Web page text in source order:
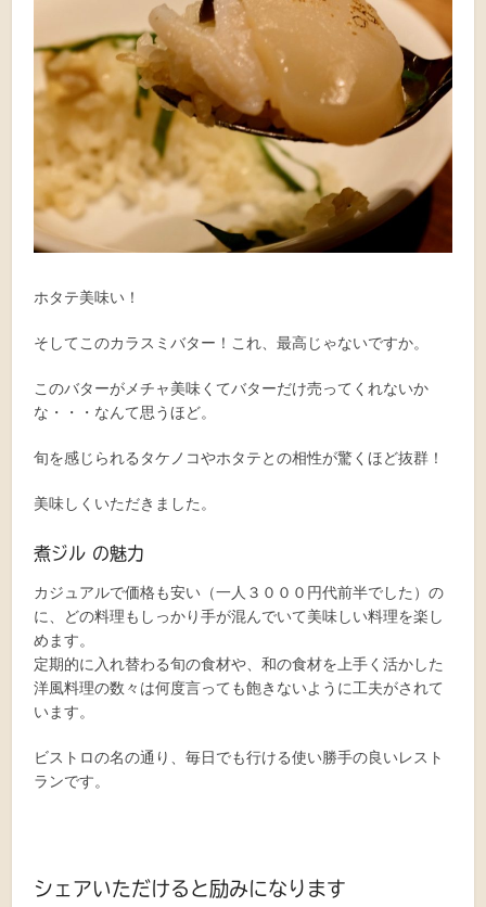
ホタテ美味い！
そしてこのカラスミバター！これ、最高じゃないですか。
このバターがメチャ美味くてバターだけ売ってくれないか
な・・・なんて思うほど。
旬を感じられるタケノコやホタテとの相性が驚くほど抜群！
美味しくいただきました。
煮ジル の魅力
カジュアルで価格も安い（一人３０００円代前半でした）の
に、どの料理もしっかり手が混んでいて美味しい料理を楽し
めます。
定期的に入れ替わる旬の食材や、和の食材を上手く活かした
洋風料理の数々は何度言っても飽きないように工夫がされて
います。
ビストロの名の通り、毎日でも行ける使い勝手の良いレスト
ランです。
シェアいただけると励みになります